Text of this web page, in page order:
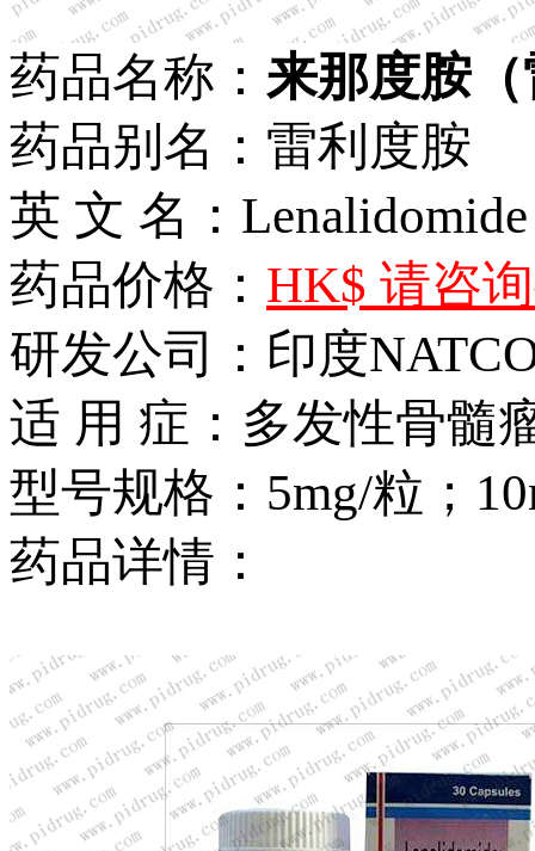
药品名称： 来那度胺
药品别名：雷利度胺
英 文 名：Lenalidomide
药品价格： HK$ 请咨
研发公司：印度
适 用 症：多发性骨髓
型号规格：5mg/粒；
药品详情：